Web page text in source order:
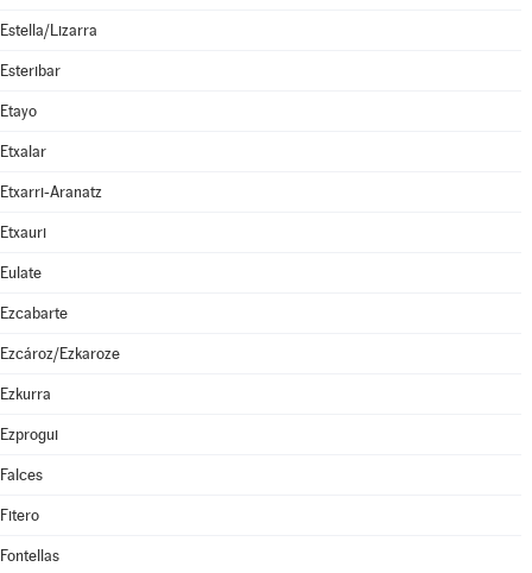
Estella/Lizarra
Esteribar
Etayo
Etxalar
Etxarri-Aranatz
Etxauri
Eulate
Ezcabarte
Ezcároz/Ezkaroze
Ezkurra
Ezprogui
Falces
Fitero
Fontellas